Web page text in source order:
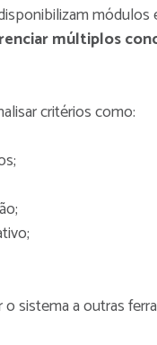
módulos
múltiplos
critérios como:
sistema a outras